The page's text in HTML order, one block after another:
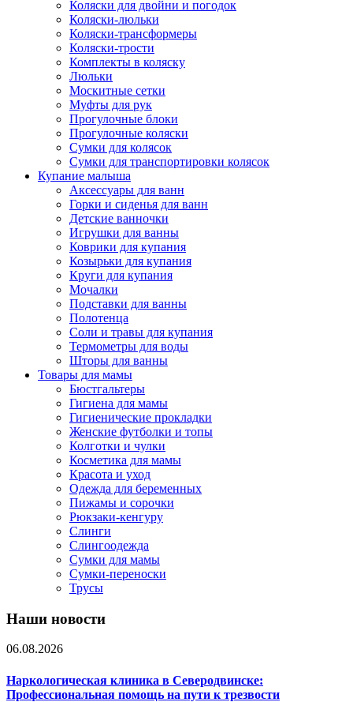
Коляски для двойни и погодок
Коляски-люльки
Коляски-трансформеры
Коляски-трости
Комплекты в коляску
Люльки
Москитные сетки
Муфты для рук
Прогулочные блоки
Прогулочные коляски
Сумки для колясок
Сумки для транспортировки колясок
Купание малыша
Аксессуары для ванн
Горки и сиденья для ванн
Детские ванночки
Игрушки для ванны
Коврики для купания
Козырьки для купания
Круги для купания
Мочалки
Подставки для ванны
Полотенца
Соли и травы для купания
Термометры для воды
Шторы для ванны
Товары для мамы
Бюстгальтеры
Гигиена для мамы
Гигиенические прокладки
Женские футболки и топы
Колготки и чулки
Косметика для мамы
Красота и уход
Одежда для беременных
Пижамы и сорочки
Рюкзаки-кенгуру
Слинги
Слингоодежда
Сумки для мамы
Сумки-переноски
Трусы
Наши новости
06.08.2026
Наркологическая клиника в Северодвинске:
Профессиональная помощь на пути к трезвости